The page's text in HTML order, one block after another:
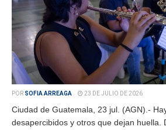
POR SOFIA ARREAGA 23 DE JULIO DE 2026
Ciudad de Guatemala, 23 jul. (AGN).-
desapercibidos y otros que dejan huella.